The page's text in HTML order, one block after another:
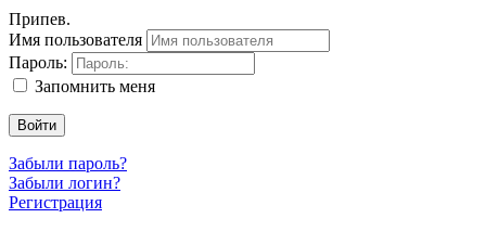
Припев.
Имя пользователя
Пароль:
Запомнить меня
Войти
Забыли пароль?
Забыли логин?
Регистрация